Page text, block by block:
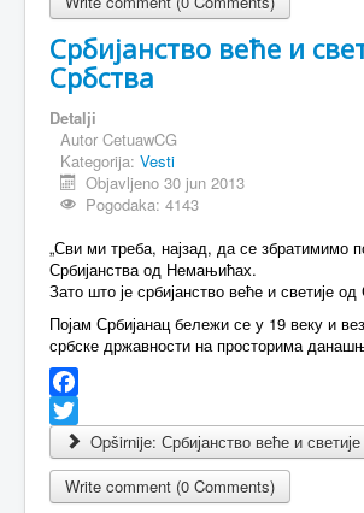
Србијанство веће и
Србства
Detalji
Autor CetuawCG
Kategorija: Vesti
Objavljeno 30 jun 2013
Pogodaka: 4143
„Сви ми треба, најзад, да се збратимимо
Србијанства од Немањићах.
Зато што је србијанство веће и светије
Појам Србијанац бележи се у 19 веку и
србске државности на просторима
Facebook
TwitterOpširnije: Србијанство веће и
Write comment (0 Comments)